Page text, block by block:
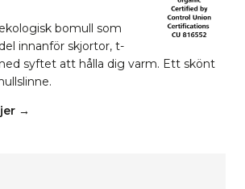
bomull som
innanför skjortor, t-
syftet att hålla dig varm. Ett skönt
→